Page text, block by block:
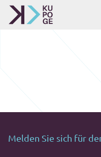
Melden Sie sich für